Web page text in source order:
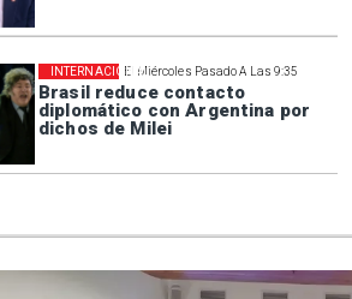
El Miércoles Pasado A Las 9:35
Brasil reduce contacto
diplomático con Argentina por
dichos de Milei
INTERNACIONAL